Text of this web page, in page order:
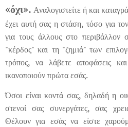
«όχι». Αναλογιστείτε ή και
έχει αυτή σας η στάση, τόσο για
για τους άλλους στο περιβάλλον
"κέρδος" και τη "ζημιά" των
τρόπος, να λάβετε αποφάσεις
ικανοποιούν πρώτα εσάς.
Όσοι είναι κοντά σας, δηλαδή η
στενοί σας συνεργάτες, σας
Θέλουν για εσάς να είστε